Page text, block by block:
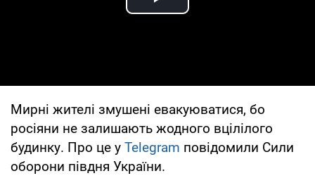
Play Video
Мирні жителі змушені евакуюватися, бо
росіяни не залишають жодного вцілілого
будинку. Про це у Telegram повідомили Сили
оборони півдня України.